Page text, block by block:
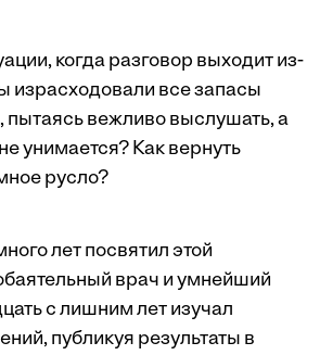
когда разговор выходит из-
израсходовали все запасы
пытаясь вежливо выслушать, а
унимается? Как вернуть
русло?
лет посвятил этой
врач и умнейший
с лишним лет изучал
публикуя результаты в